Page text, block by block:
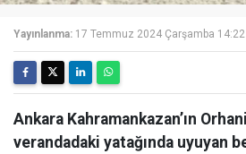
Yayınlanma: 17 Temmuz 2024 Çarşamba 14:22
Ankara Kahramankazan’ın
verandadaki yatağında uyuyan